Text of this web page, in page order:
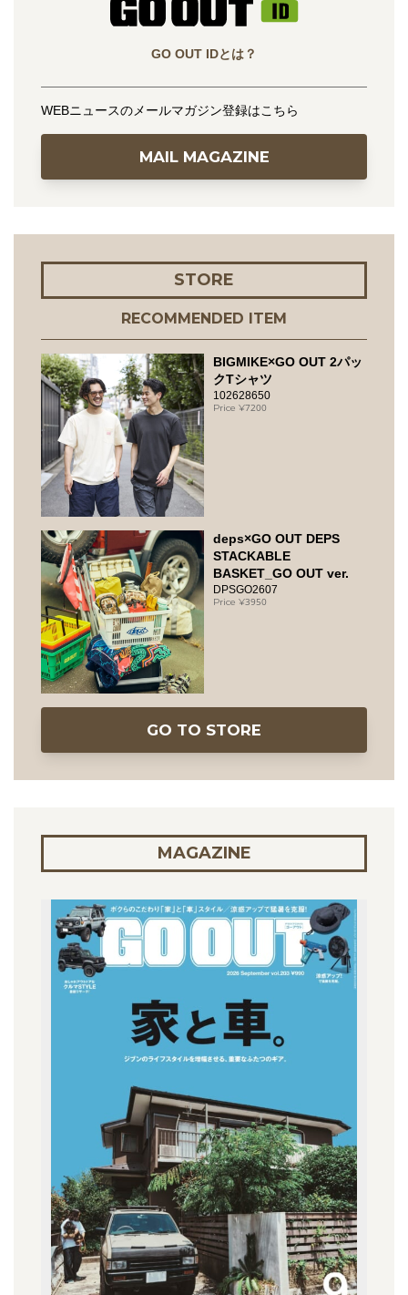
GO OUT IDとは？
WEBニュースのメールマガジン登録はこちら
MAIL MAGAZINE
STORE
RECOMMENDED ITEM
BIGMIKE×GO OUT 2パッ
クTシャツ
102628650
7200
deps×GO OUT DEPS
STACKABLE
BASKET_GO OUT ver.
DPSGO2607
3950
GO TO STORE
MAGAZINE